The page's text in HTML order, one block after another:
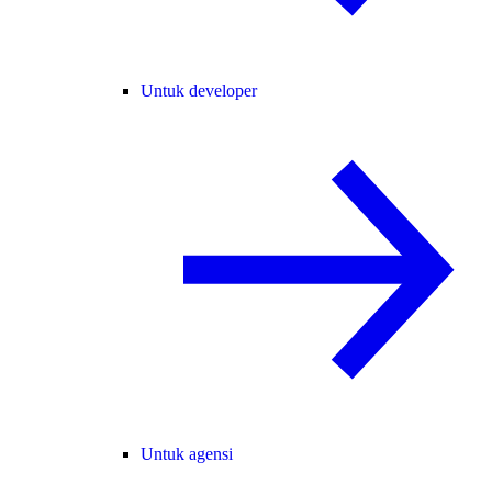
Untuk developer
Untuk agensi